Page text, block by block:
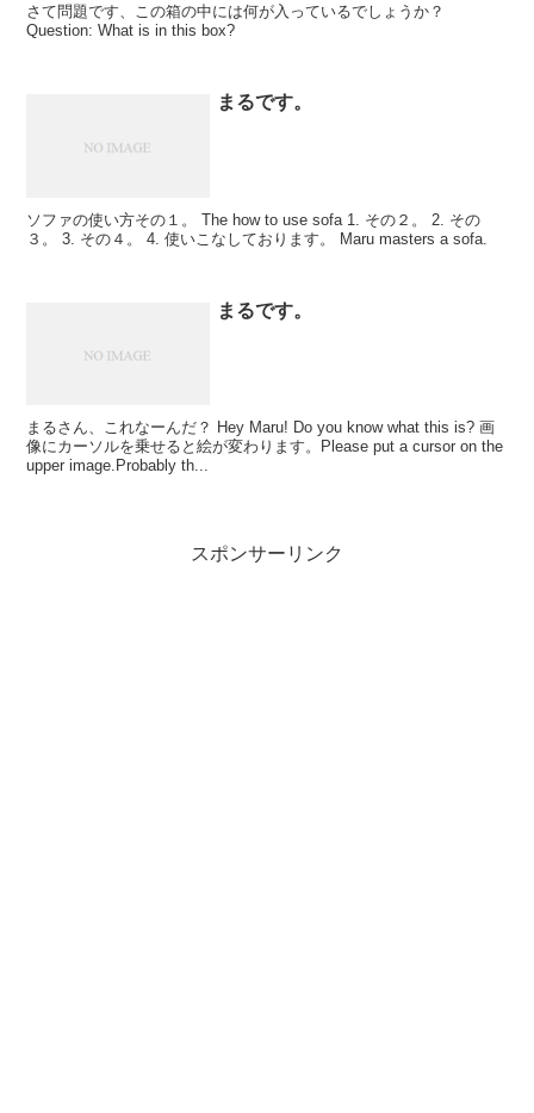
さて問題です、この箱の中には何が入っているでしょうか？
Question: What is in this box?
まるです。
ソファの使い方その１。 The how to use sofa 1. その２。 2. その
３。 3. その４。 4. 使いこなしております。 Maru masters a sofa.
まるです。
まるさん、これなーんだ？ Hey Maru! Do you know what this is? 画
像にカーソルを乗せると絵が変わります。Please put a cursor on the
upper image.Probably th...
スポンサーリンク